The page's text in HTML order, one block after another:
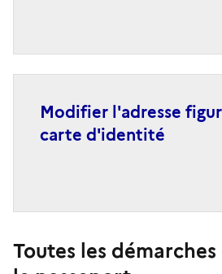
Modifier l'adresse
carte d'identité
Toutes les